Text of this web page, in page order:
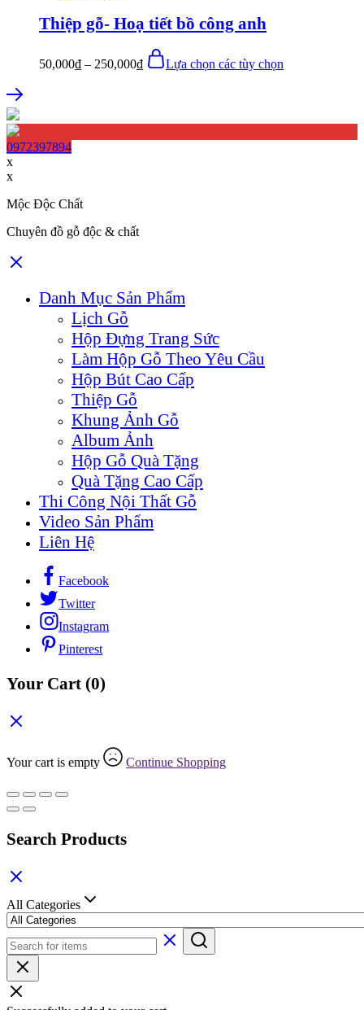
Thiệp gỗ- Hoạ tiết bồ công anh
50,000₫ – 250,000₫ Lựa chọn các tùy chọn
0972397894
x
x
Mộc Độc Chất
Chuyên đồ gỗ độc & chất
Danh Mục Sản Phẩm
Lịch Gỗ
Hộp Đựng Trang Sức
Làm Hộp Gỗ Theo Yêu Cầu
Hộp Bút Cao Cấp
Thiệp Gỗ
Khung Ảnh Gỗ
Album Ảnh
Hộp Gỗ Quà Tặng
Quà Tặng Cao Cấp
Thi Công Nội Thất Gỗ
Video Sản Phẩm
Liên Hệ
Facebook
Twitter
Instagram
Pinterest
Your Cart (0)
Your cart is empty Continue Shopping
Search Products
All Categories